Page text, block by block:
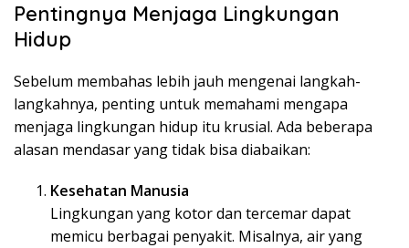
Pentingnya Menjaga Lingkungan
Hidup
Sebelum membahas lebih jauh mengenai langkah-
langkahnya, penting untuk memahami mengapa
menjaga lingkungan hidup itu krusial. Ada beberapa
alasan mendasar yang tidak bisa diabaikan:
Kesehatan Manusia
Lingkungan yang kotor dan tercemar dapat
memicu berbagai penyakit. Misalnya, air yang